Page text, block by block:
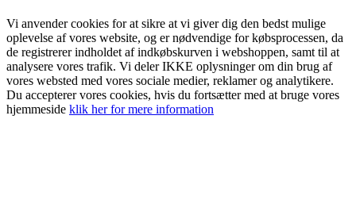
Vi anvender cookies for at sikre at vi giver dig den bedst mulige
oplevelse af vores website, og er nødvendige for købsprocessen, da
de registrerer indholdet af indkøbskurven i webshoppen, samt til at
analysere vores trafik. Vi deler IKKE oplysninger om din brug af
vores websted med vores sociale medier, reklamer og analytikere.
Du accepterer vores cookies, hvis du fortsætter med at bruge vores
hjemmeside klik her for mere information